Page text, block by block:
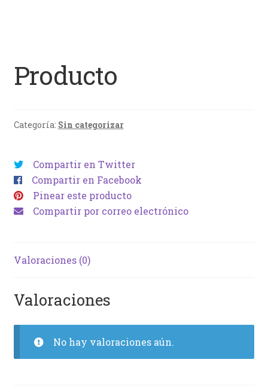
Producto
Categoría: Sin categorizar
Compartir en Twitter
Compartir en Facebook
Pinear este producto
Compartir por correo electrónico
Valoraciones (0)
Valoraciones
No hay valoraciones aún.